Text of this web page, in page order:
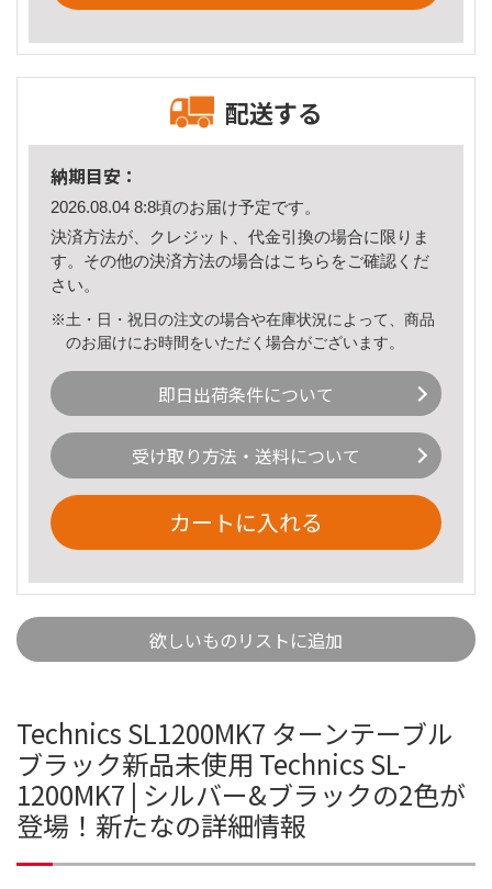
配送する
納期目安：
2026.08.04 8:8頃のお届け予定です。
決済方法が、クレジット、代金引換の場合に限りま
す。その他の決済方法の場合はこちら をご確認くだ
さい。
※土・日・祝日の注文の場合や在庫状況によって、商品
のお届けにお時間をいただく場合がございます。
即日出荷条件について
受け取り方法・送料について
カートに入れる
欲しいものリストに追加
Technics SL1200MK7 ターンテーブル
ブラック新品未使用 Technics SL-
1200MK7 | シルバー&ブラックの2色が
登場！新たなの詳細情報